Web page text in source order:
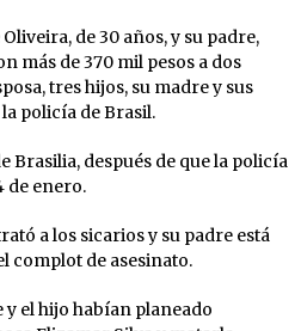
de 30 años, y su padre,
más de 370 mil pesos a dos
tres hijos, su madre y sus
policía de Brasil.
Brasilia, después de que la policía
de enero.
a los sicarios y su padre está
complot de asesinato.
y el hijo habían planeado